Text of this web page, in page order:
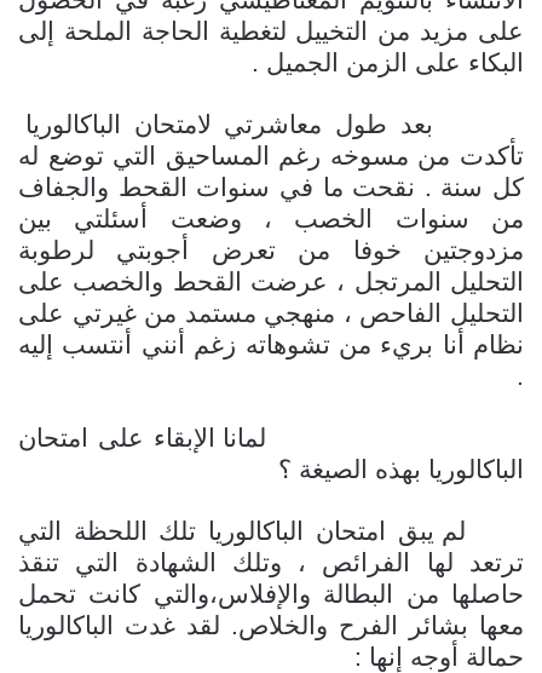
على مزيد من التخييل لتغطية الحاجة الملحة إلى
البكاء على الزمن الجميل .
بعد طول معاشرتي لامتحان الباكالوريا
تأكدت من مسوخه رغم المساحيق التي توضع له
كل سنة . نقحت ما في سنوات القحط والجفاف
من سنوات الخصب ، وضعت أسئلتي بين
مزدوجتين خوفا من تعرض أجوبتي لرطوبة
التحليل المرتجل ، عرضت القحط والخصب على
التحليل الفاحص ، منهجي مستمد من غيرتي على
نظام أنا بريء من تشوهاته زغم أنني أنتسب إليه
.
لمانا الإبقاء على امتحان
الباكالوريا بهذه الصيغة ؟
لم يبق امتحان الباكالوريا تلك اللحظة التي
ترتعد لها الفرائص ، وتلك الشهادة التي تنقذ
حاصلها من البطالة والإفلاس،والتي كانت تحمل
معها بشائر الفرح والخلاص. لقد غدت الباكالوريا
حمالة أوجه إنها :